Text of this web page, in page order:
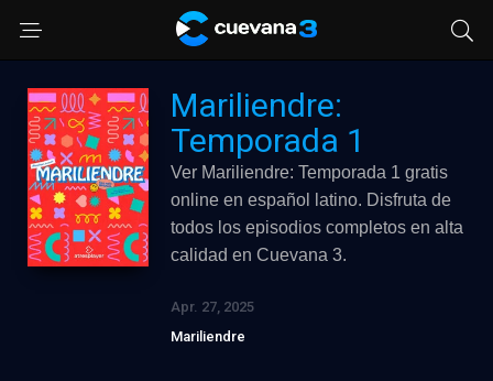
Mariliendre:
Temporada 1
Ver Mariliendre: Temporada 1 gratis
online en español latino. Disfruta de
todos los episodios completos en alta
calidad en Cuevana 3.
Apr. 27, 2025
Mariliendre